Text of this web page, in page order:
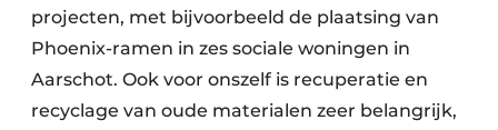
projecten, met bijvoorbeeld de plaatsing van
Phoenix-ramen in zes sociale woningen in
Aarschot. Ook voor onszelf is recuperatie en
recyclage van oude materialen zeer belangrijk,